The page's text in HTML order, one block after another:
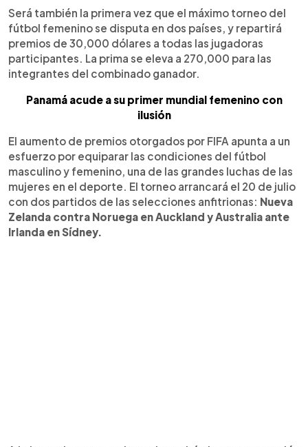
Será también la primera vez que el máximo torneo del
fútbol femenino se disputa en dos países, y repartirá
premios de 30,000 dólares a todas las jugadoras
participantes. La prima se eleva a 270,000 para las
integrantes del combinado ganador.
Panamá acude a su primer mundial femenino con
ilusión
El aumento de premios otorgados por FIFA apunta a un
esfuerzo por equiparar las condiciones del fútbol
masculino y femenino, una de las grandes luchas de las
mujeres en el deporte. El torneo arrancará el 20 de julio
con dos partidos de las selecciones anfitrionas: Nueva
Zelanda contra Noruega en Auckland y Australia ante
Irlanda en Sídney.